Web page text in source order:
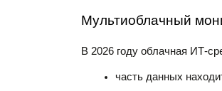
Мультиоблачный
В 2026 году облачная ИТ-
часть данных